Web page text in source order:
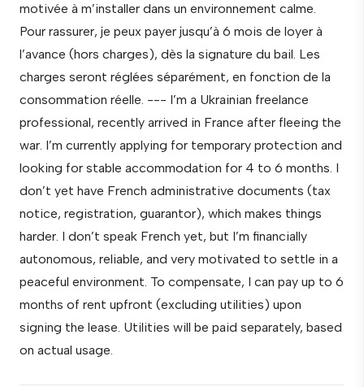
motivée à m’installer dans un environnement calme.
Pour rassurer, je peux payer jusqu’à 6 mois de loyer à
l’avance (hors charges), dès la signature du bail. Les
charges seront réglées séparément, en fonction de la
consommation réelle. --- I’m a Ukrainian freelance
professional, recently arrived in France after fleeing the
war. I’m currently applying for temporary protection and
looking for stable accommodation for 4 to 6 months. I
don’t yet have French administrative documents (tax
notice, registration, guarantor), which makes things
harder. I don’t speak French yet, but I’m financially
autonomous, reliable, and very motivated to settle in a
peaceful environment. To compensate, I can pay up to 6
months of rent upfront (excluding utilities) upon
signing the lease. Utilities will be paid separately, based
on actual usage.